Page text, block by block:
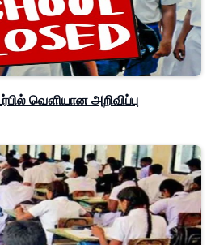
வௌியான அறிவிப்பு